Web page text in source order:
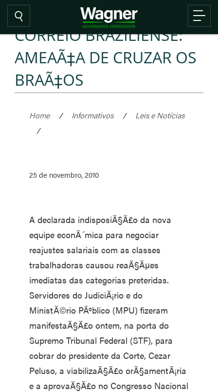
CORREIO BRAZILIENSE:
AMEAÃ‡A DE CRUZAR OS
BRAÃ‡OS
Home / Informativos /
Leis e Notícias
/
25 de novembro, 2010
A declarada indisposiÃ§Ã£o da nova
equipe econÃ´mica para negociar
reajustes salariais com as classes
trabalhadoras causou reaÃ§Ãµes
imediatas das categorias preteridas.
Servidores do JudiciÃ¡rio e do
MinistÃ©rio PÃºblico (MPU) fizeram
manifestaÃ§Ã£o ontem, na porta do
Supremo Tribunal Federal (STF), para
cobrar do presidente da Corte, Cezar
Peluso, a viabilizaÃ§Ã£o orÃ§amentÃ¡ria
e a aprovaÃ§Ã£o no Congresso Nacional